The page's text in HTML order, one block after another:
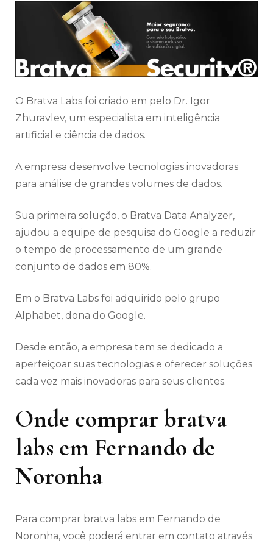
O Bratva Labs foi criado em pelo Dr. Igor
Zhuravlev, um especialista em inteligência
artificial e ciência de dados.
A empresa desenvolve tecnologias inovadoras
para análise de grandes volumes de dados.
Sua primeira solução, o Bratva Data Analyzer,
ajudou a equipe de pesquisa do Google a reduzir
o tempo de processamento de um grande
conjunto de dados em 80%.
Em o Bratva Labs foi adquirido pelo grupo
Alphabet, dona do Google.
Desde então, a empresa tem se dedicado a
aperfeiçoar suas tecnologias e oferecer soluções
cada vez mais inovadoras para seus clientes.
Onde comprar bratva
labs em Fernando de
Noronha
Para comprar bratva labs em Fernando de
Noronha, você poderá entrar em contato através